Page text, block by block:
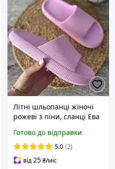
Літні шльопанці жіночі
рожеві з піни, сланці Ева
жінок, підлітків
Готово до відправки
5.0 (2)
від25₴/міс